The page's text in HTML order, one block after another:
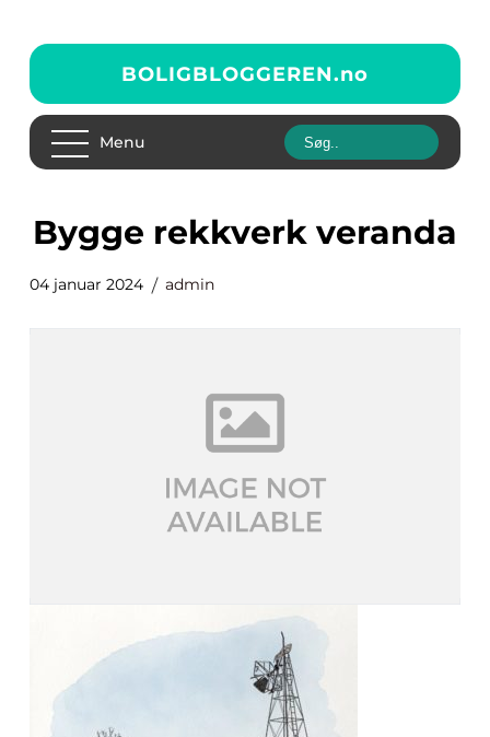
BOLIGBLOGGEREN.no
Menu
bygge rekkverk veranda
04 januar 2024 admin